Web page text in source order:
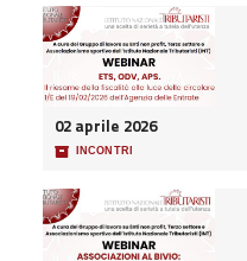
02 aprile 2026
📦 INCONTRI